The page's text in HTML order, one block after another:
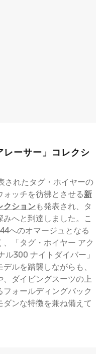
レーサー」コレクシ
されたタグ・ホイヤーの
ォッチを彷彿とさせる新
クション も発表され、タ
へと到達しました。こ
へのオマージュとなる
「タグ・ホイヤー アク
ル300 ナイトダイバー」
ルを踏襲しながらも、
、ダイビングスーツの上
ォールディングバック
ンな特徴を兼ね備えて